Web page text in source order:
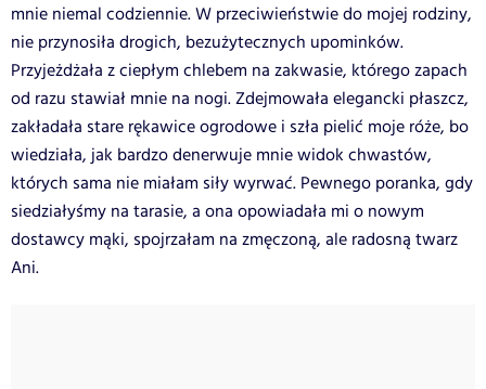
mnie niemal codziennie. W przeciwieństwie do mojej rodziny,
nie przynosiła drogich, bezużytecznych upominków.
Przyjeżdżała z ciepłym chlebem na zakwasie, którego zapach
od razu stawiał mnie na nogi. Zdejmowała elegancki płaszcz,
zakładała stare rękawice ogrodowe i szła pielić moje róże, bo
wiedziała, jak bardzo denerwuje mnie widok chwastów,
których sama nie miałam siły wyrwać. Pewnego poranka, gdy
siedziałyśmy na tarasie, a ona opowiadała mi o nowym
dostawcy mąki, spojrzałam na zmęczoną, ale radosną twarz
Ani.